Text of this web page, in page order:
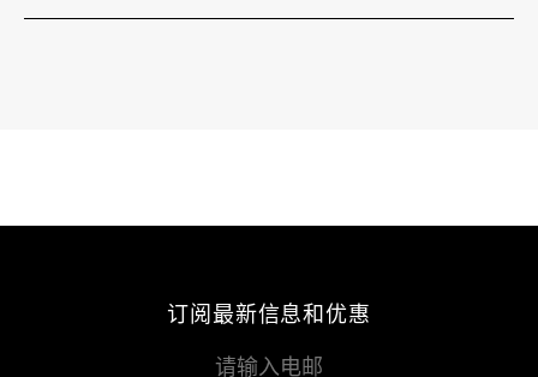
订阅最新信息和优惠